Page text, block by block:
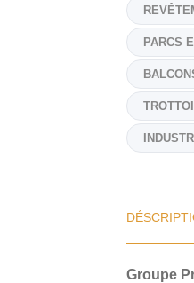
PARCS
Groupe